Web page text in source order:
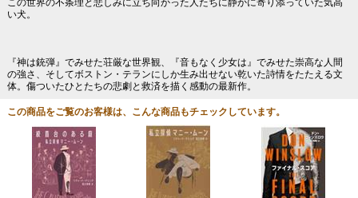
い犬。
『神は銃弾』でみせた荘厳な世界観、『音もなく少女は』でみせた崇高な人間
の強さ、そしてボストン・テランにしか生み出せない乾いた詩情をたたえる文
体。傷ついたひとたちの悲劇と救済を描く感動の最新作。
この商品をご覧のお客様は、こんな商品もチェックしています。